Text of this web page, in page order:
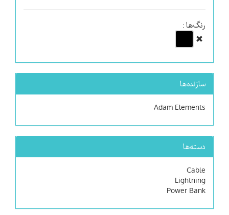
رنگ‌ها :
سازنده‌ها
Adam Elements
دسته‌ها
Cable
Lightning
Power Bank